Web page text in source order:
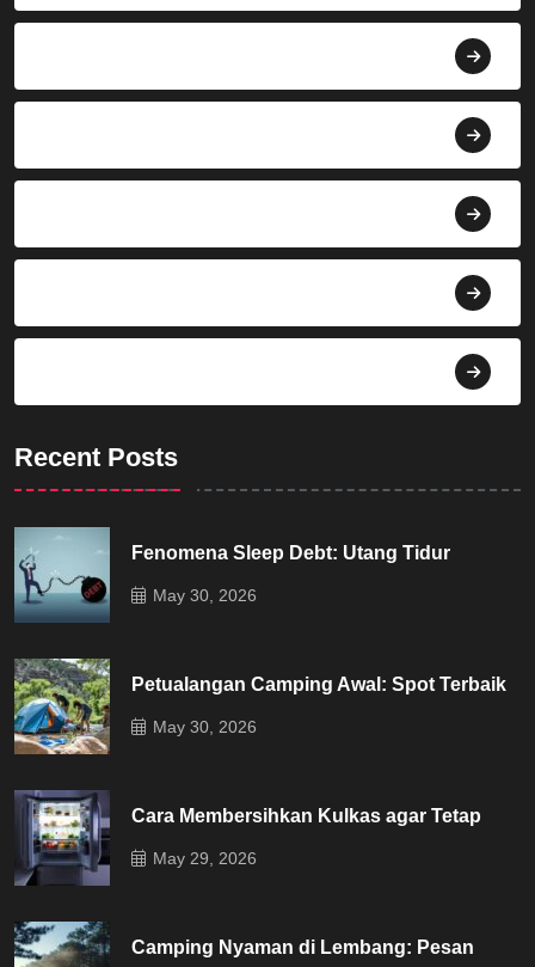
Recent Posts
Fenomena Sleep Debt: Utang Tidur
May 30, 2026
Petualangan Camping Awal: Spot Terbaik
May 30, 2026
Cara Membersihkan Kulkas agar Tetap
May 29, 2026
Camping Nyaman di Lembang: Pesan